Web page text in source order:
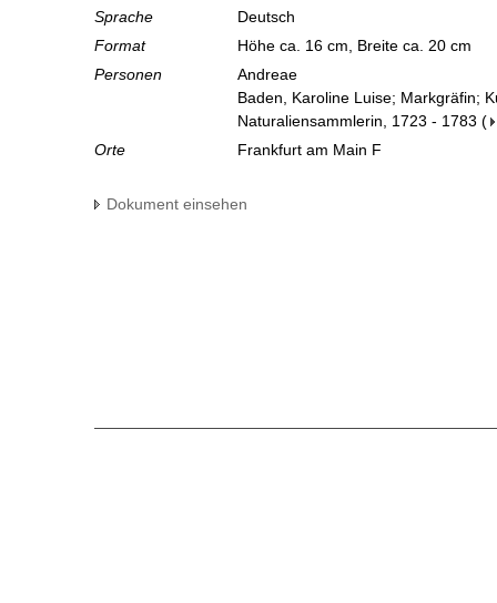
Sprache
Deutsch
Format
Höhe ca. 16 cm, Breite ca. 20 cm
Personen
Andreae
Baden, Karoline Luise; Markgräfin;
Naturaliensammlerin, 1723 - 1783 (
Orte
Frankfurt am Main F
Dokument einsehen